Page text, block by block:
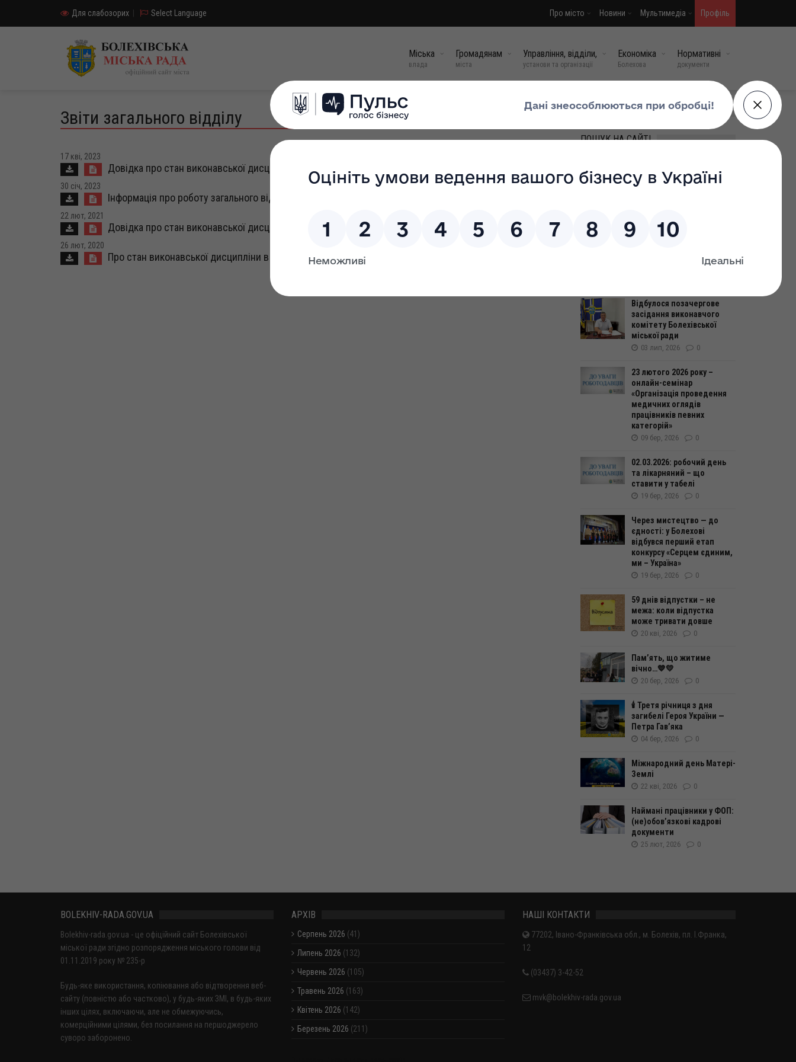
Для слабозорих Select Language Про місто Новини Мультимедіа Профіль
Міська
влада
Громадянам
міста
Управління, відділи,
установи та організації
Економіка
Болехова
Нормативні
документи
Звіти загального відділу
17 кві, 2023
Довідка про стан виконавської дисципліни в роботі з документами у 2022 році
30 січ, 2023
Інформація про роботу загального відділу виконавчого комітету Болехівської міської ради за 2022 р.
22 лют, 2021
Довідка про стан виконавської дисципліни в роботі з документами у 2020 році
26 лют, 2020
Про стан виконавської дисципліни в управліннях та відділах міськвиконкому у 2019 році
МИ У СОЦМЕРЕЖАХ
ПОШУК НА САЙТІ
сумом повідомляє про
смерть колишнього
комітету — Креховецького
Зеновія Івановича🕯️
Відбулося позачергове
засідання виконавчого
комітету Болехівської
міської ради
03 лип, 2026 0
23 лютого 2026 року –
онлайн-семінар
«Організація проведення
медичних оглядів
працівників певних
категорій»
09 бер, 2026 0
02.03.2026: робочий день
та лікарняний – що
ставити у табелі
19 бер, 2026 0
Через мистецтво — до
єдності: у Болехові
відбувся перший етап
конкурсу «Серцем єдиним,
ми – Україна»
19 бер, 2026 0
59 днів відпустки – не
межа: коли відпустка
може тривати довше
20 кві, 2026 0
Пам’ять, що житиме
вічно…💙💛
20 бер, 2026 0
🕯 Третя річниця з дня
загибелі Героя України —
Петра Гав’яка
04 бер, 2026 0
Міжнародний день Матері-
Землі
22 кві, 2026 0
Наймані працівники у ФОП:
(не)обовʼязкові кадрові
документи
25 лют, 2026 0
BOLEKHIV-RADA.GOV.UA
Bolekhiv-rada.gov.ua - це офіційний сайт Болехівської
міської ради згідно розпорядження міського голови від
01.11.2019 року № 235-р
Будь-яке використання, копіювання або відтворення веб-
сайту (повністю або частково), у будь-яких ЗМІ, в будь-яких
інших цілях, включаючи, але не обмежуючись,
комерційними цілями, без посилання на першоджерело
суворо заборонено.
АРХІВ
Серпень 2026 (41)
Липень 2026 (132)
Червень 2026 (105)
Травень 2026 (163)
Квітень 2026 (142)
Березень 2026 (211)
НАШІ КОНТАКТИ
77202, Івано-Франківська обл., м. Болехів, пл. І.Франка,
12
(03437) 3-42-52
mvk@bolekhiv-rada.gov.ua